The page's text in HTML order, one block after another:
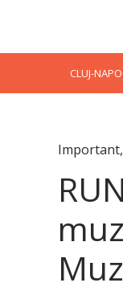
CLUJ-
Important,